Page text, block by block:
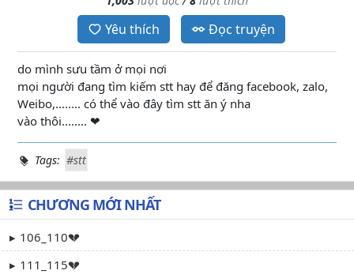
Yêu thích Đọc truyện
do mình sưu tầm ở mọi nơi
mọi người đang tìm kiếm stt hay để đăng facebook, zalo,
Weibo,........ có thể vào đây tìm stt ăn ý nha
vào thôi........ ❤
Tags: #stt
CHƯƠNG MỚI NHẤT
106_110💔
111_115💔